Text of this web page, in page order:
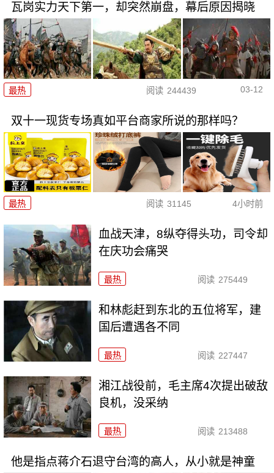
瓦岗实力天下第一，却突然崩盘，幕后原因揭晓
最热 阅读 244439 03-12
双十一现货专场真如平台商家所说的那样吗？
最热 阅读 31145 4小时前
血战天津，8纵夺得头功，司令却
在庆功会痛哭
最热 阅读 275449
和林彪赶到东北的五位将军，建
国后遭遇各不同
最热 阅读 227447
湘江战役前，毛主席4次提出破敌
良机，没采纳
最热 阅读 213488
他是指点蒋介石退守台湾的高人，从小就是神童